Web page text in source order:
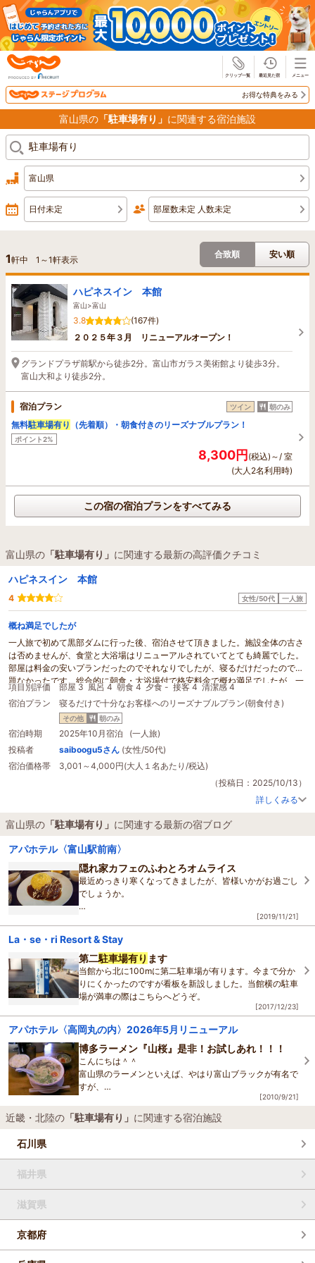
お得な特典をみる
富山県の 「駐車場有り」 に関連する宿泊施設
富山県
日付未定 部屋数未定 人数未定
1軒中 1 ～1軒表示
合致順 安い順
ハピネスイン 本館
富山>富山
3.8
(167件)
２０２５年３月 リニューアルオープン！
グランドプラザ前駅から徒歩2分。富山市ガラス美術館より徒歩3分。
富山大和より徒歩2分。
宿泊プラン ツイン 朝のみ
無料駐車場有り （先着順）・朝食付きのリーズナブルプラン！
ポイント2%
8,300円(税込)～/ 室
(大人2名利用時)
この宿の宿泊プランをすべてみる
富山県の 「駐車場有り」 に関連する最新の高評価クチコミ
ハピネスイン 本館
4 女性/50代 一人旅
概ね満足でしたが
一人旅で初めて黒部ダムに行った後、宿泊させて頂きました。施設全体の古さ
は否めませんが、食堂と大浴場はリニューアルされていてとても綺麗でした。
部屋は料金の安いプランだったのでそれなりでしたが、寝るだけだったので問
題なかったです。総合的に朝食・大浴場付で格安料金で概ね満足でしたが、一
点だけ駐車場が他のプランは無料 駐車場有りと大きく掲載されていて、当プラ
ンも無料 駐車場有りと思っていましたが、無料駐車場は付いていなく駐められ
なかったので、周辺の有料駐車場に駐めるはめになりました。（スタッフに指
摘すると謝罪頂きました。また、駐車料金も300円でしたのでそれを含めても
格安でしたが）ただ、勘違いしやすいので、他のプランのように駐車場詳細を
プラン名に入れて下さい。
項目別評価 部屋 3 風呂 4 朝食 4 夕食 - 接客 4 清潔感 4
宿泊プラン
寝るだけで十分なお客様へのリーズナブルプラン(朝食付き)
その他 朝のみ
宿泊時期
2025年10月宿泊 (一人旅)
投稿者
saiboogu5さん (女性/50代)
宿泊価格帯
3,001～4,000円(大人１名あたり/税込)
（投稿日：2025/10/13）
詳しくみる
富山県の 「駐車場有り」 に関連する最新の宿ブログ
アパホテル〈富山駅前南〉
隠れ家カフェのふわとろオムライス
最近めっきり寒くなってきましたが、皆様いかがお過ごし
でしょうか。
今回紹介するのは射水市小杉駅から徒歩5分の場所にある
お店の外観もパッチワーク調で、
お店に入る前からドキドキす
[2019/11/21]
La・se・ri Resort & Stay
第二駐車場有り ます
当館から北に100mに第二駐車場が有ります。今まで分か
りにくかったのですが看板を新設しました。当館横の駐車
場が満車の際はこちらへどうぞ。
[2017/12/23]
アパホテル〈高岡丸の内〉2026年5月リニューアル
博多ラーメン『山桜』是非！お試しあれ！！！
こんにちは＾＾
富山県のラーメンといえば、やはり富山ブラックが有名で
すが、
実は最近！！とんこつ味のラーメン店も増えてきているん
ですよ！！
私のおすすめは！博多ラーメン『山桜』！！
[2010/9/21]
近畿・北陸の 「駐車場有り」 に関連する宿泊施設
石川県
福井県
滋賀県
京都府